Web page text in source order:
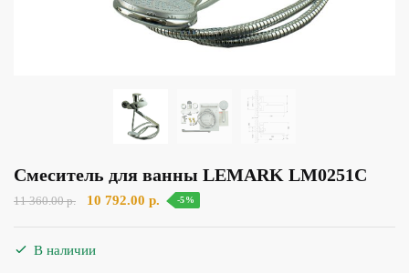
Смеситель для ванны LEMARK LM0251C
11 360.00р.
Первоначальная
10 792.00 р. Текущая
-5%
В наличии